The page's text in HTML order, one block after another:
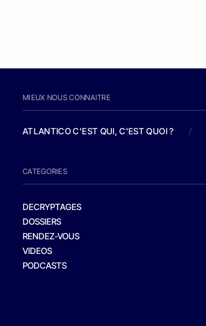
MIEUX NOUS CONNAITRE
ATLANTICO C'EST QUI, C'EST QUOI ? /
CATEGORIES
DECRYPTAGES
DOSSIERS
RENDEZ-VOUS
VIDEOS
PODCASTS